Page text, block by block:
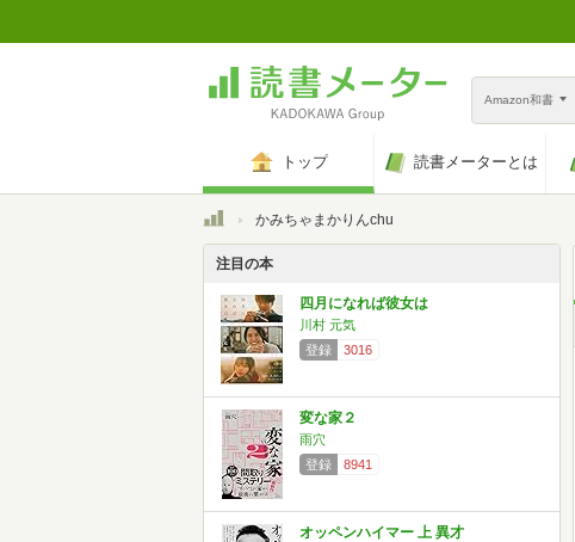
Amazon和書
トップ 読書メーターとは
トップかみちゃまかりんchu
注目の本
四月になれば彼女は
川村 元気
登録
3016
変な家２
雨穴
登録
8941
オッペンハイマー 上 異才